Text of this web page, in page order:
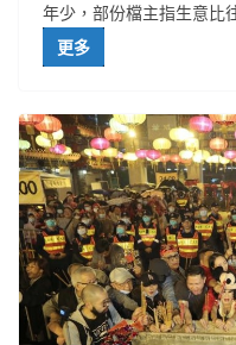
年少，部份檔主指生意比
更多